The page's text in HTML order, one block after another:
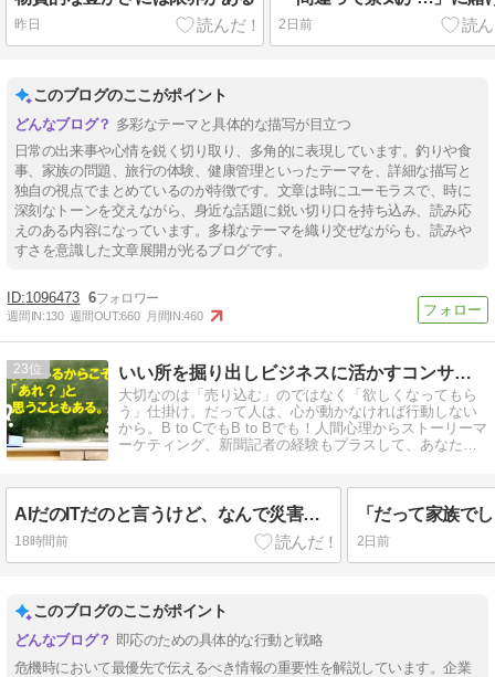
昨日 2日前
このブログのここがポイント
多彩なテーマと具体的な描写が目立つ
日常の出来事や心情を鋭く切り取り、多角的に表現しています。釣りや食
事、家族の問題、旅行の体験、健康管理といったテーマを、詳細な描写と
独自の視点でまとめているのが特徴です。文章は時にユーモラスで、時に
深刻なトーンを交えながら、身近な話題に鋭い切り口を持ち込み、読み応
えのある内容になっています。多様なテーマを織り交ぜながらも、読みや
すさを意識した文章展開が光るブログです。
1096473 6
週間IN:130 週間OUT:660 月間IN:460
23 いい所を掘り出しビジネスに活かすコンサルタント・堀のブログ
大切なのは「売り込む」のではなく「欲しくなってもら
う」仕掛け。だって人は、心が動かなければ行動しない
から。B to CでもB to Bでも！人間心理からストーリーマ
ーケティング、新聞記者の経験もプラスして、あなたの
AIだのITだのと言うけど、なんで災害対応だけ昭和のまま？
18時間前 2日前
このブログのここがポイント
即応のための具体的な行動と戦略
危機時において最優先で伝えるべき情報の重要性を解説しています。企業